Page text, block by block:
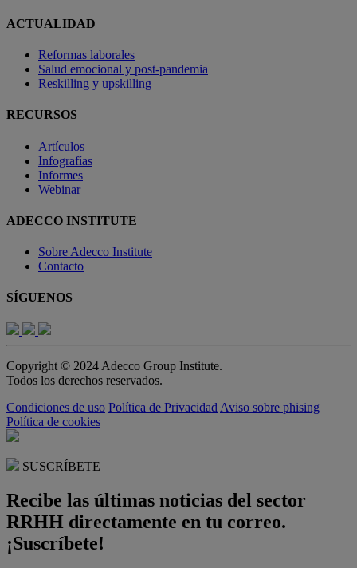
ACTUALIDAD
Reformas laborales
Salud emocional y post-pandemia
Reskilling y upskilling
RECURSOS
Artículos
Infografías
Informes
Webinar
ADECCO INSTITUTE
Sobre Adecco Institute
Contacto
SÍGUENOS
Copyright © 2024 Adecco Group Institute.
Todos los derechos reservados.
Condiciones de uso Política de Privacidad Aviso sobre phising
Política de cookies
SUSCRÍBETE
Recibe las últimas noticias del sector
RRHH directamente en tu correo.
¡Suscríbete!